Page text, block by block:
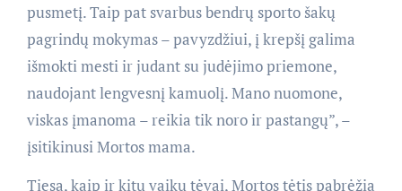
pusmetį. Taip pat svarbus bendrų sporto šakų
pagrindų mokymas – pavyzdžiui, į krepšį galima
išmokti mesti ir judant su judėjimo priemone,
naudojant lengvesnį kamuolį. Mano nuomone,
viskas įmanoma – reikia tik noro ir pastangų”, –
įsitikinusi Mortos mama.
Tiesa, kaip ir kitų vaikų tėvai, Mortos tėtis pabrėžia